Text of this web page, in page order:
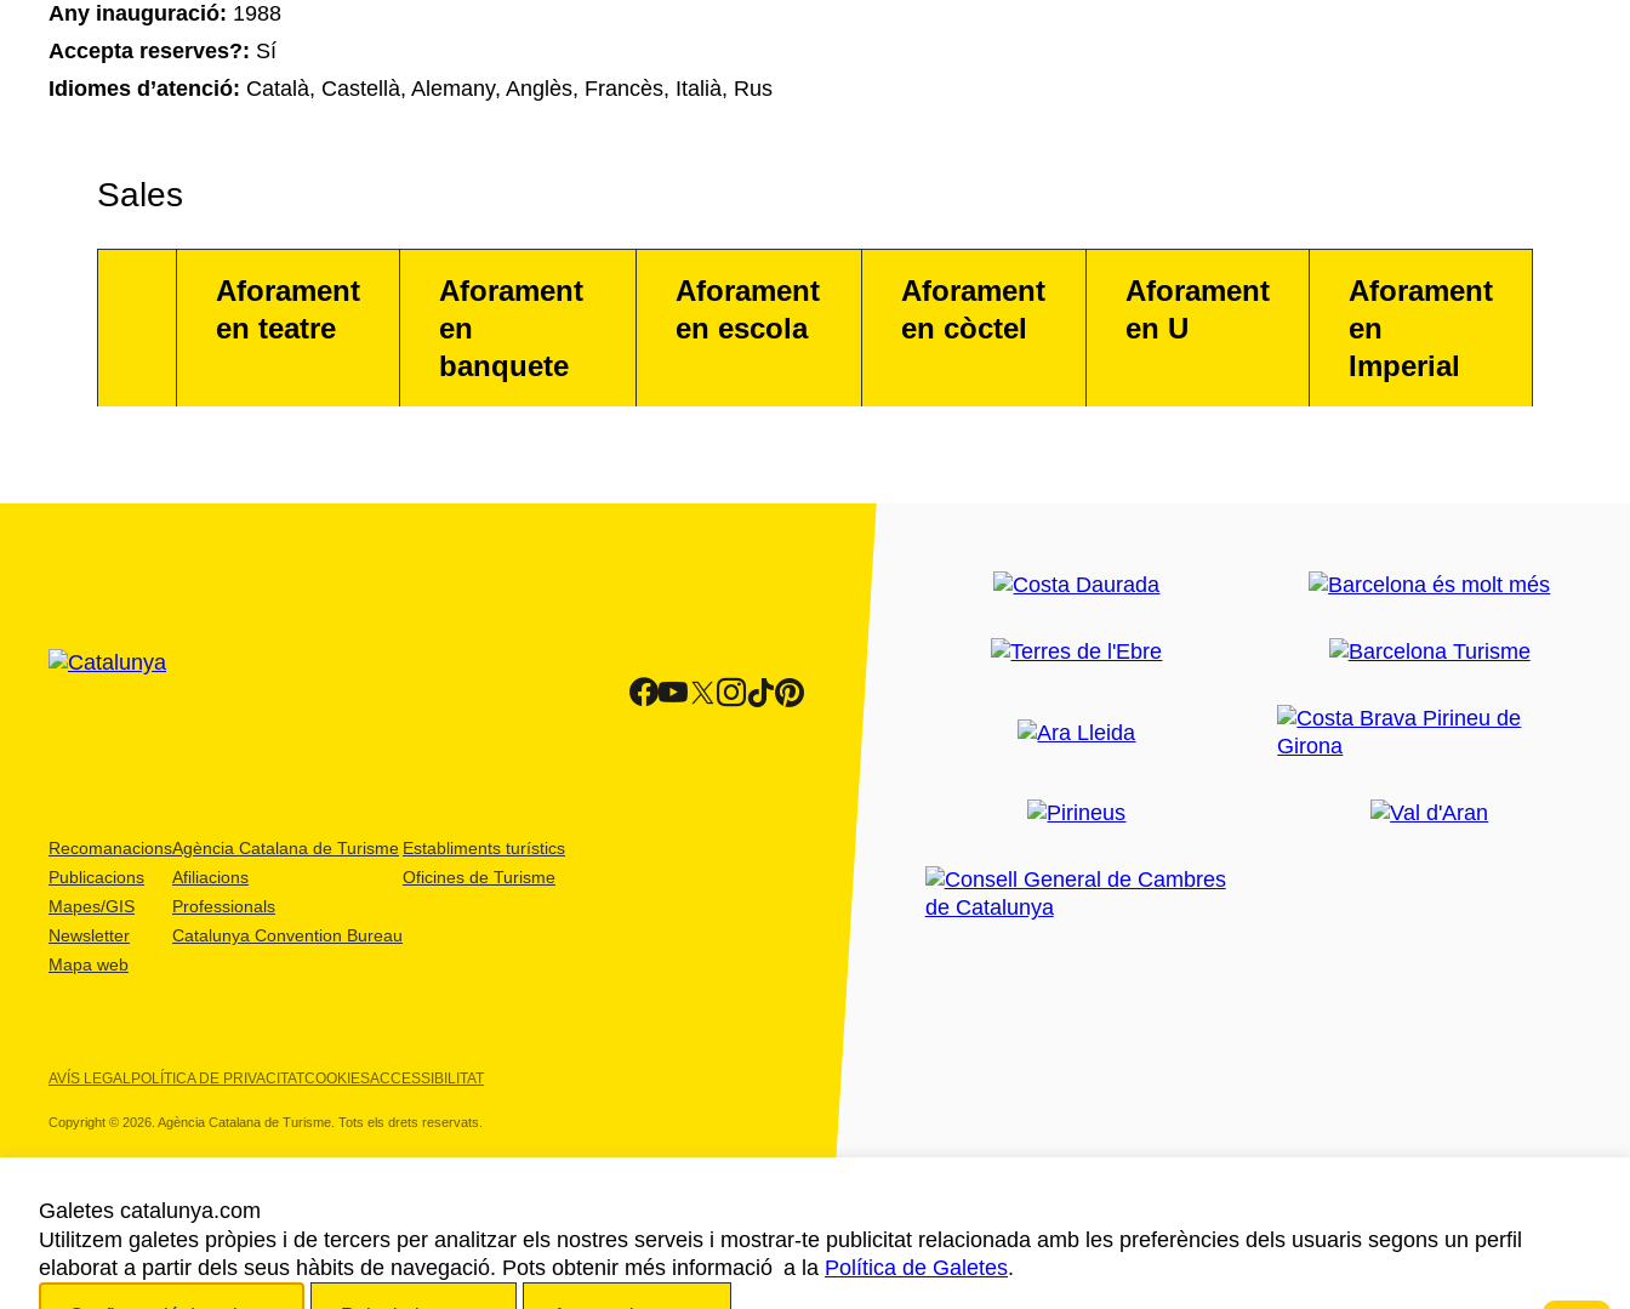
Any inauguració: 1988
Accepta reserves?: Sí
Idiomes d’atenció: Català, Castellà, Alemany, Anglès, Francès, Italià, Rus
Sales
Aforament
en teatre
Aforament
en
banquete
Aforament
en escola
Aforament
en còctel
Aforament
en U
Aforament
en
Imperial
Recomanacions
Publicacions
Mapes/GIS
Newsletter
Mapa web
Agència Catalana de Turisme
Afiliacions
Professionals
Catalunya Convention Bureau
Establiments turístics
Oficines de Turisme
AVÍS LEGALPOLÍTICA DE PRIVACITATCOOKIESACCESSIBILITAT
Copyright © 2026. Agència Catalana de Turisme. Tots els drets reservats.
ELS NOSTRES PARTNERS
Galetes catalunya.com
Utilitzem galetes pròpies i de tercers per analitzar els nostres serveis i mostrar-te publicitat relacionada amb les preferències dels usuaris segons un perfil
elaborat a partir dels seus hàbits de navegació. Pots obtenir més informació a la Política de Galetes.